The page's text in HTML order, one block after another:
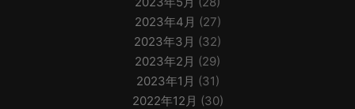
2023年4月 (27)
2023年3月 (32)
2023年2月 (29)
2023年1月 (31)
2022年12月 (30)